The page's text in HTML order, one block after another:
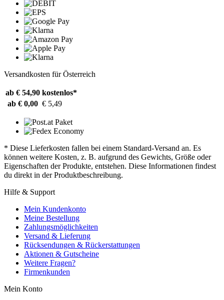
Versandkosten für Österreich
ab € 54,90 kostenlos*
ab € 0,00 € 5,49
* Diese Lieferkosten fallen bei einem Standard-Versand an. Es
können weitere Kosten, z. B. aufgrund des Gewichts, Größe oder
Eigenschaften der Produkte, entstehen. Diese Informationen findest
du direkt in der Produktbeschreibung.
Hilfe & Support
Mein Kundenkonto
Meine Bestellung
Zahlungsmöglichkeiten
Versand & Lieferung
Rücksendungen & Rückerstattungen
Aktionen & Gutscheine
Weitere Fragen?
Firmenkunden
Mein Konto